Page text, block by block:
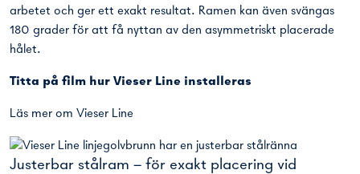
arbetet och ger ett exakt resultat. Ramen kan även svängas
180 grader för att få nyttan av den asymmetriskt placerade
hålet.
Titta på film hur Vieser Line installeras
Läs mer om Vieser Line
Justerbar stålram – för exakt placering vid